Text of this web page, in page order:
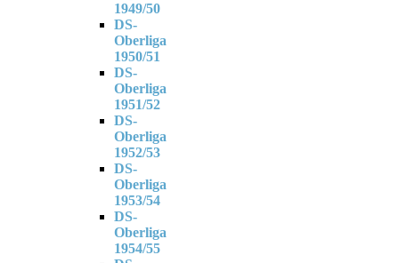
1949/50
DS-
Oberliga
1950/51
DS-
Oberliga
1951/52
DS-
Oberliga
1952/53
DS-
Oberliga
1953/54
DS-
Oberliga
1954/55